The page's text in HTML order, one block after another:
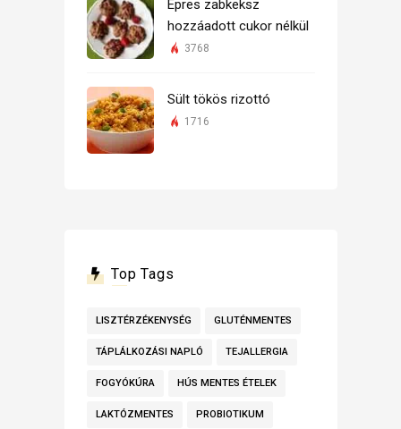
Epres zabkeksz
hozzáadott cukor nélkül
3768
Sült tökös rizottó
1716
Top Tags
LISZTÉRZÉKENYSÉG GLUTÉNMENTES
TÁPLÁLKOZÁSI NAPLÓ TEJALLERGIA
FOGYÓKÚRA HÚS MENTES ÉTELEK
LAKTÓZMENTES PROBIOTIKUM